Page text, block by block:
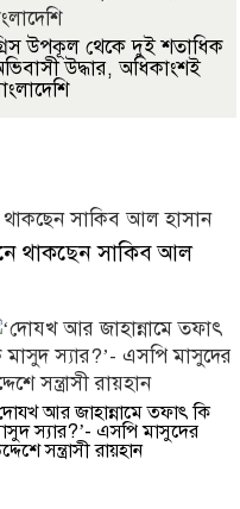
উপকূল থেকে দুই শতাধিক
উদ্ধার, অধিকাংশই
থাকছেন সাকিব আল
আর জাহান্নামে তফাৎ কি
স্যার?’- এসপি মাসুদের
সন্ত্রাসী রায়হান